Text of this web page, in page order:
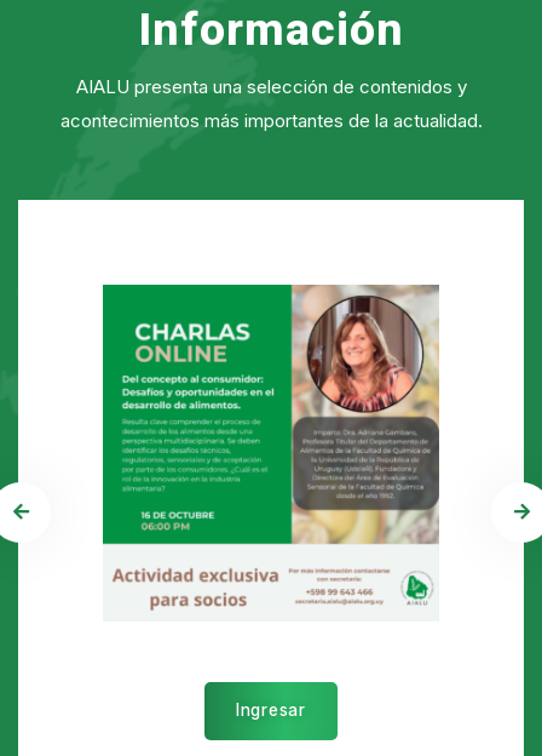
Información
AIALU presenta una selección de contenidos y
acontecimientos más importantes de la actualidad.
Ingresar